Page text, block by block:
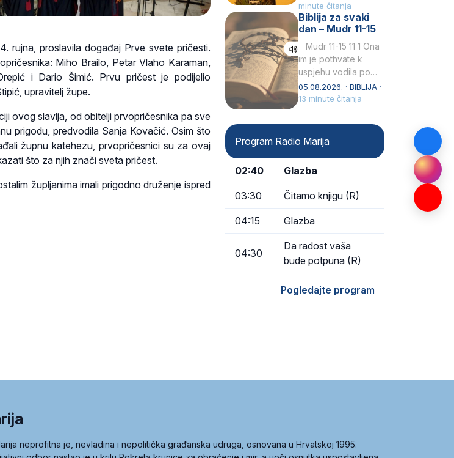
rujna, proslavila događaj Prve svete pričesti.
Miho Brailo, Petar Vlaho Karaman,
i Dario Šimić. Prvu pričest je podijelio
upravitelj župe.
ovog slavlja, od obitelji prvopričesnika pa sve
prigodu, predvodila Sanja Kovačić. Osim što
župnu katehezu, prvopričesnici su za ovaj
što za njih znači sveta pričest.
župljanima imali prigodno druženje ispred
izjavili i službeno
proglasili da Ti, brižni
Poočime Isusov,…
minute čitanja
Biblija za svaki
dan – Mudr 11-15
Mudr 11-15 11 1 Ona
im je pothvate k
uspjehu vodila po
ruci proroka svetog2
kad su prohodili
dizali…
05.08.2026. · BIBLIJA ·
13 minute čitanja
Program Radio Marija
02:40 Glazba
03:30 Čitamo knjigu (R)
04:15 Glazba
04:30
Da radost vaša
bude potpuna (R)
Pogledajte program
neprofitna je, nevladina i nepolitička građanska udruga, osnovana u Hrvatskoj 1995.